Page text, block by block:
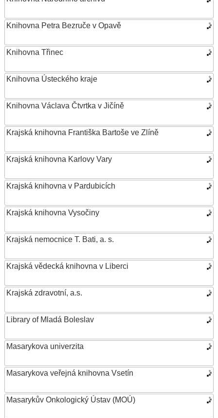
Knihovna Petra Bezruče v Opavě
Knihovna Třinec
Knihovna Ústeckého kraje
Knihovna Václava Čtvrtka v Jičíně
Krajská knihovna Františka Bartoše ve Zlíně
Krajská knihovna Karlovy Vary
Krajská knihovna v Pardubicích
Krajská knihovna Vysočiny
Krajská nemocnice T. Bati, a. s.
Krajská vědecká knihovna v Liberci
Krajská zdravotní, a.s.
Library of Mladá Boleslav
Masarykova univerzita
Masarykova veřejná knihovna Vsetín
Masarykův Onkologický Ústav (MOÚ)